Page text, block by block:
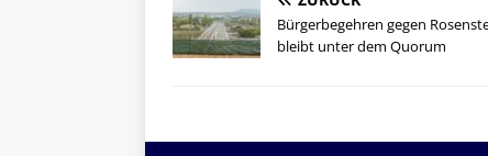
Bürgerbegehren gegen
bleibt unter dem Quorum